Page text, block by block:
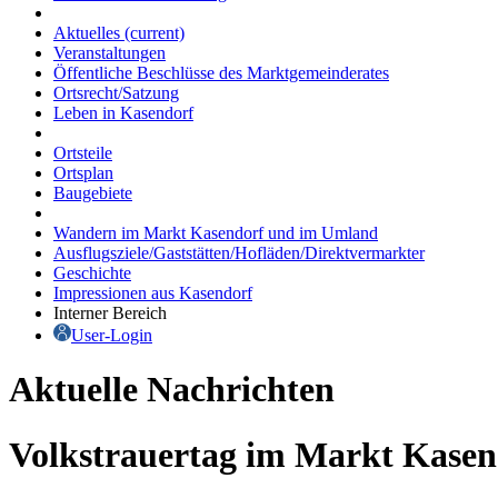
Aktuelles (current)
Veranstaltungen
Öffentliche Beschlüsse des Marktgemeinderates
Ortsrecht/Satzung
Leben in Kasendorf
Ortsteile
Ortsplan
Baugebiete
Wandern im Markt Kasendorf und im Umland
Ausflugsziele/Gaststätten/Hofläden/Direktvermarkter
Geschichte
Impressionen aus Kasendorf
Interner Bereich
User-Login
Aktuelle Nachrichten
Volkstrauertag im Markt